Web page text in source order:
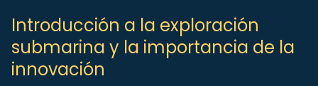
Introducción a la exploración
submarina y la importancia de la
innovación